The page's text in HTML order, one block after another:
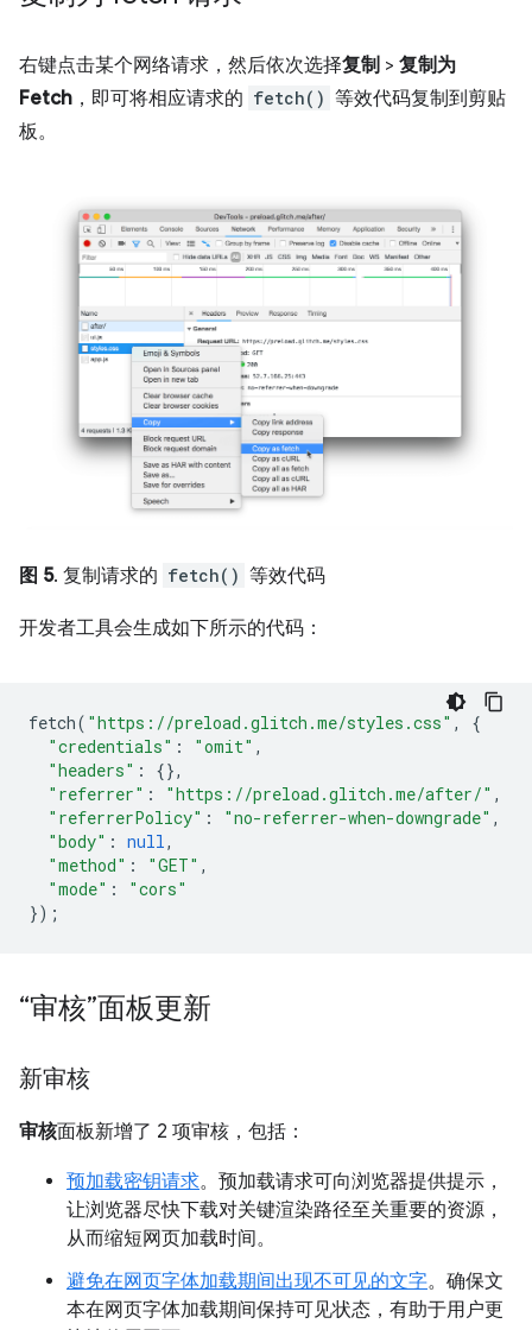
右键点击某个网络请求，然后依次选择复制 > 复制为
Fetch ，即可将相应请求的 fetch() 等效代码复制到剪贴
板。
图 5. 复制请求的 fetch() 等效代码
开发者工具会生成如下所示的代码：
fetch( "https://preload.glitch.me/styles.css" ,
{
"credentials" : "omit" ,
"headers" :
{},
"referrer" : "https://preload.glitch.me/after/" ,
"referrerPolicy" : "no-referrer-when-downgrade" ,
"body" : null,
"method" : "GET" ,
"mode" :
"cors"
});
“审核”面板更新
新审核
审核面板新增了 2 项审核，包括：
预加载密钥请求。预加载请求可向浏览器提供提示，
让浏览器尽快下载对关键渲染路径至关重要的资源，
从而缩短网页加载时间。
避免在网页字体加载期间出现不可见的文字。确保文
本在网页字体加载期间保持可见状态，有助于用户更